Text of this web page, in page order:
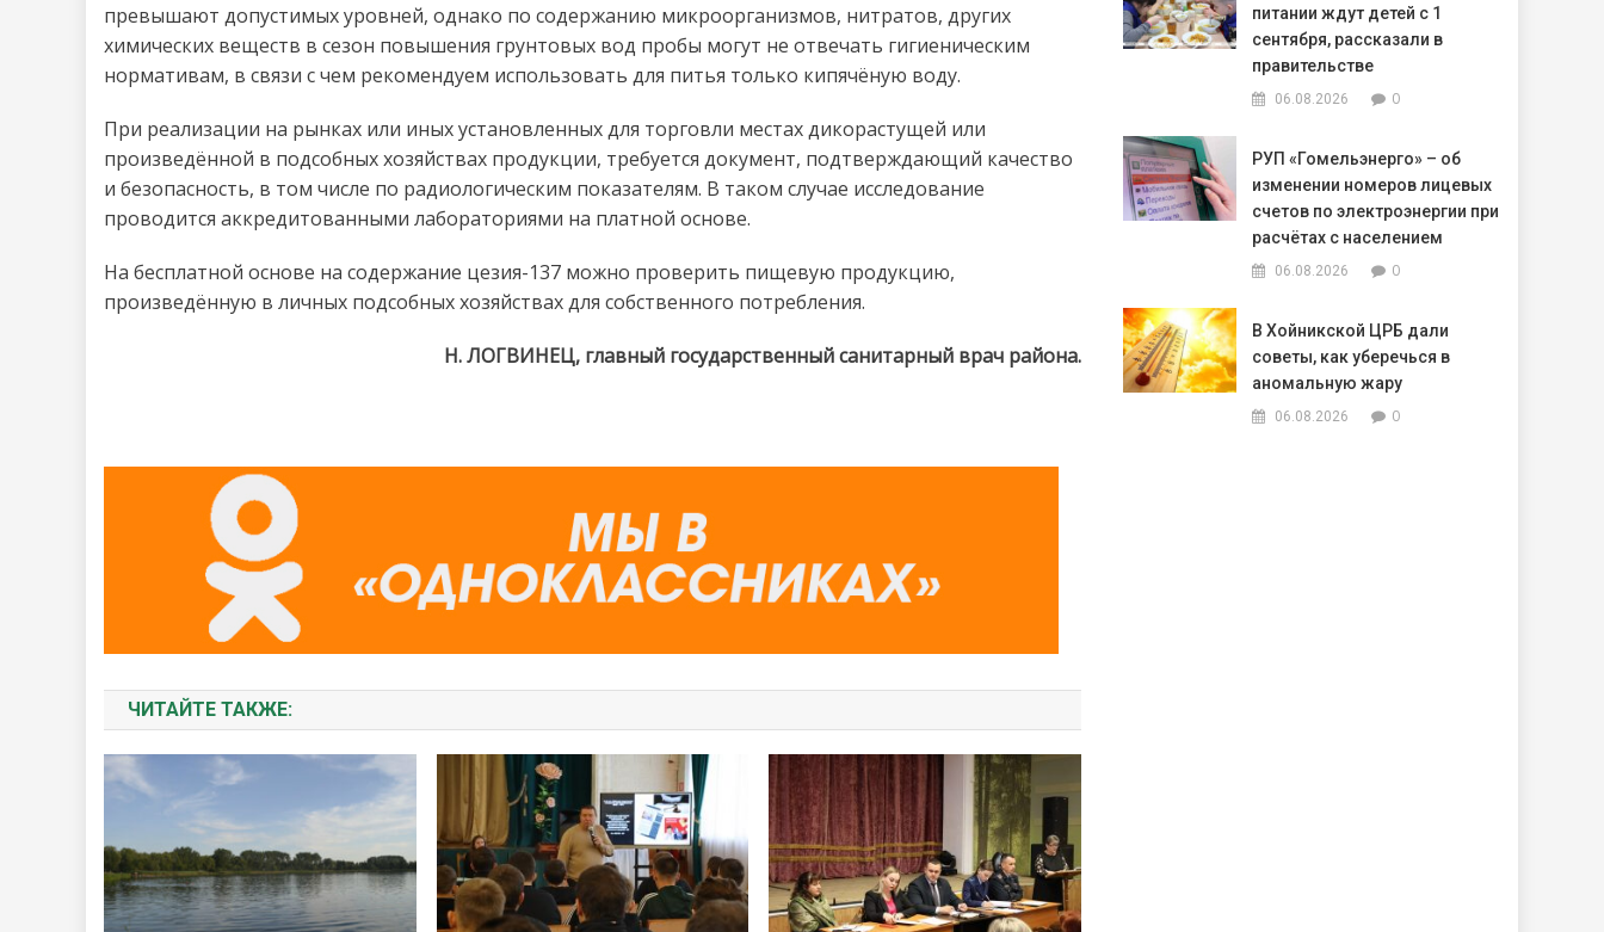
превышают допустимых уровней, однако по содержанию микроорганизмов, нитратов, других
химических веществ в сезон повышения грунтовых вод пробы могут не отвечать гигиеническим
нормативам, в связи с чем рекомендуем использовать для питья только кипячёную воду.
При реализации на рынках или иных установленных для торговли местах дикорастущей или
произведённой в подсобных хозяйствах продукции, требуется документ, подтверждающий качество
и безопасность, в том числе по радиологическим показателям. В таком случае исследование
проводится аккредитованными лабораториями на платной основе.
На бесплатной основе на содержание цезия-137 можно проверить пищевую продукцию,
произведённую в личных подсобных хозяйствах для собственного потребления.
Н. ЛОГВИНЕЦ, главный государственный санитарный врач района.
ЧИТАЙТЕ ТАКЖЕ:
питании ждут детей с 1
сентября, рассказали в
правительстве
06.08.2026 0
РУП «Гомельэнерго» – об
изменении номеров лицевых
счетов по электроэнергии при
расчётах с населением
06.08.2026 0
В Хойникской ЦРБ дали
советы, как уберечься в
аномальную жару
06.08.2026 0